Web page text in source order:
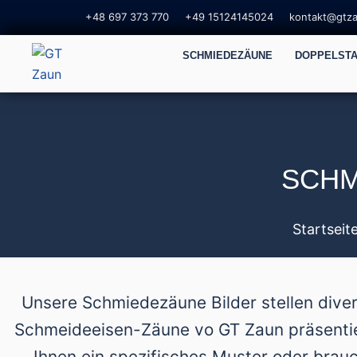
+48 697 373 770 +49 15124145024
SCHMIEDEZÄUNE
Unsere Schmiedezäune Bilder stellen
Schmeideeisen-Zäune vo GT Zaun